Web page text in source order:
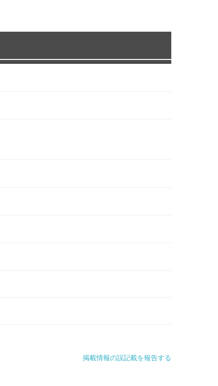
掲載情報の誤記載を報告する